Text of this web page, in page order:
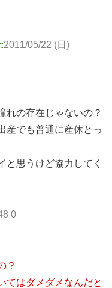
2011/05/22 (日)
れの存在じゃないの？
産でも普通に産休とっ
と思うけど協力してく
0
？
てはダメダメなんだと